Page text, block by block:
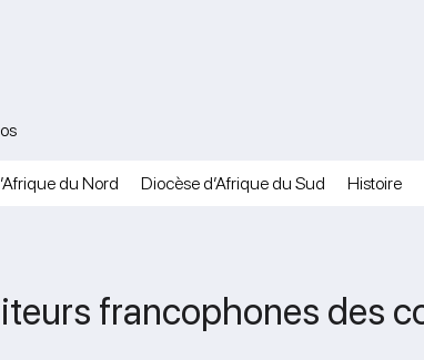
du Nord Diocèse d’Afrique du Sud Histoire
francophones des